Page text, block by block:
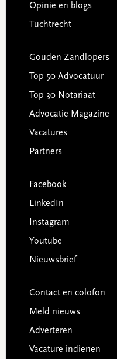
Opinie en blogs
Tuchtrecht
Gouden Zandlopers
Top 50 Advocatuur
Top 30 Notariaat
Advocatie Magazine
Vacatures
Partners
Facebook
LinkedIn
Instagram
Youtube
Nieuwsbrief
Contact en colofon
Meld nieuws
Adverteren
Vacature indienen